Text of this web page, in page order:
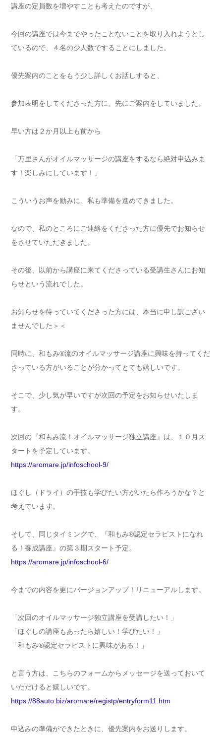
講座の定員数を増やすことも考えたのですが、
今回の講座では今までやったことないことを取り入れようとし
ているので、４名の少人数ですることにしました。
優先案内のことをもう少し詳しくお話しすると、
参加表明をしてくださった方に、先にご案内をしていました。
早い方は２か月以上も前から
「万里さんがオイルマッサージの講座をするなら絶対申込みま
す！楽しみにしています！」
こういうお声を励みに、私も準備を進めてきました。
なので、私のところにご連絡をくださった方に優先でお知らせ
をさせていただきました。
その後、以前から講座に来てくださっている受講生さんにお知
らせという流れでした。
お知らせを待っていてくださった方には、本当に申し訳ござい
ませんでした＞＜
同時に、和もみ®流のオイルマッサージ講座に興味を持ってくだ
さっている方がいることが分かってとても嬉しいです。
そこで、少し気が早いですが次回の予定をお知らせいたしま
す。
次回の『和もみ流！オイルマッサージ独立講座』は、１０月ス
タートを予定しています。
https://aromare.jp/infoschool-9/
ほぐし（ドライ）の手技も学びたい方がいたら作ろうかな？と
考えています。
そして、同じタイミングで、『和もみ®認定セラピストになれ
る！養成講座』の第３期スタート予定。
https://aromare.jp/infoschool-6/
今までの内容を更にバージョンアップ！リニューアルします。
「次回のオイルマッサージ独立講座を受講したい！」
「ほぐしの講座もあったら嬉しい！学びたい！」
「和もみ®認定セラピストに興味がある！」
と言う方は、こちらのフォームからメッセージを送っておいて
いただけると嬉しいです。
https://88auto.biz/aromare/registp/entryform11.htm
申込みの準備ができたときに、優先案内をお送りします。